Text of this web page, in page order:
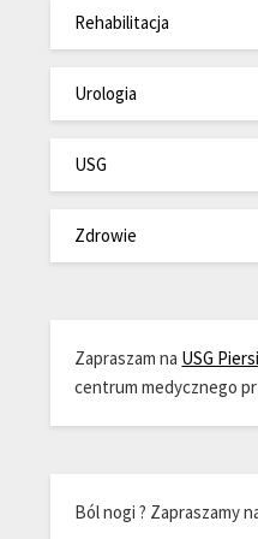
Rehabilitacja
Urologia
USG
Zdrowie
Zapraszam na USG
centrum medycznego
Ból nogi ? Zapraszamy